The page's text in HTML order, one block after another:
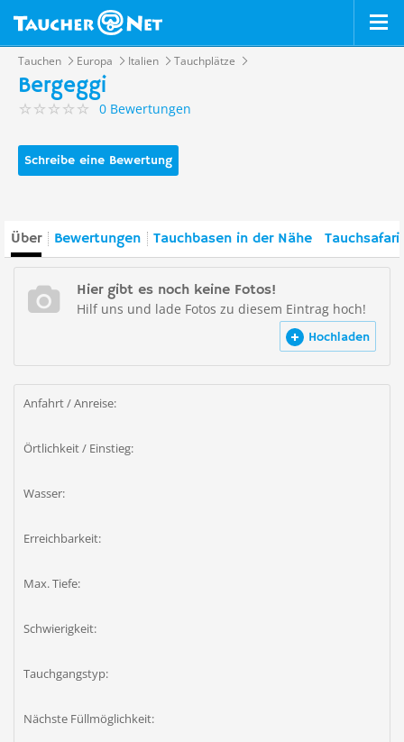
Tauchen Europa Italien Tauchplätze
Bergeggi
0 Bewertungen
Schreibe eine Bewertung
Über Bewertungen Tauchbasen in der Nähe
Hier gibt es noch keine Fotos!
Hilf uns und lade Fotos zu diesem Eintrag hoch!
Hochladen
Anfahrt / Anreise:
Örtlichkeit / Einstieg:
Wasser:
Erreichbarkeit:
Max. Tiefe:
Schwierigkeit:
Tauchgangstyp:
Nächste Füllmöglichkeit: